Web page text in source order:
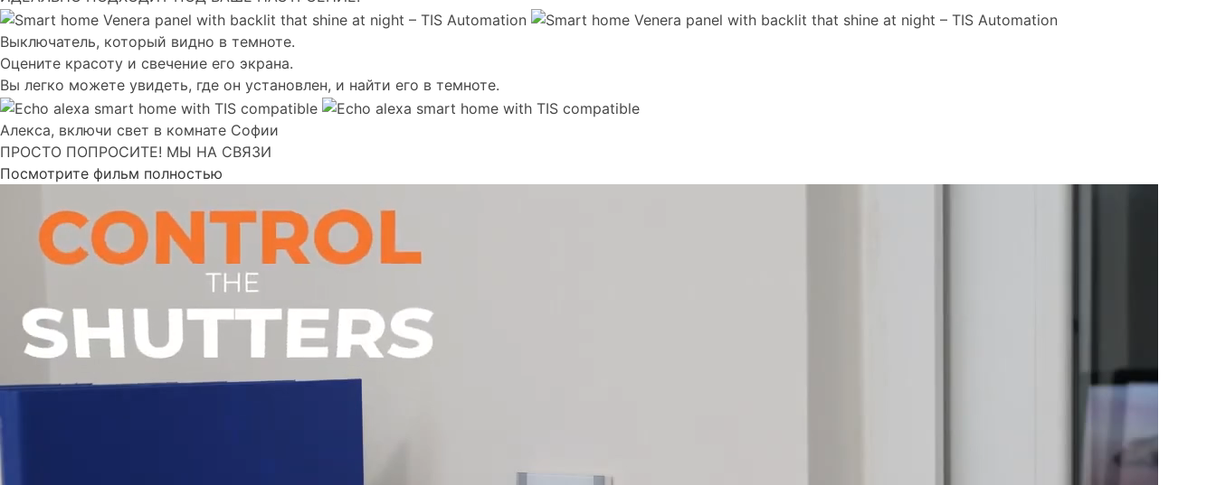
Выключатель, который видно в темноте.
Оцените красоту и свечение его экрана.
Вы легко можете увидеть, где он установлен, и найти его в темноте.
Алекса, включи свет в комнате Софии
ПРОСТО ПОПРОСИТЕ! МЫ НА СВЯЗИ
Посмотрите фильм полностью